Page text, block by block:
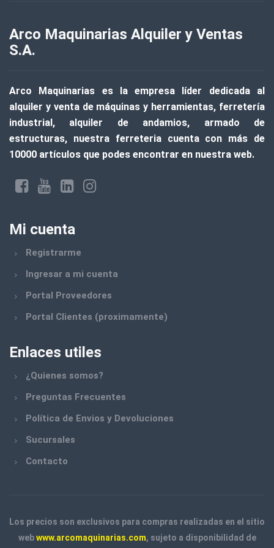
DOBLE A
TEKBOND
MSA
NORTON ABRASIVOS
CATERPILLAR
KLINGSTPOR
WEMBLEY READY TO WORK
BELLOTA
CROSSMASTER
DEPER
FELO
Arco Maquinarias Alquiler y Ventas
S.A.
Arco Maquinarias es la empresa líder dedicada al
alquiler y venta de máquinas y herramientas, ferretería
industrial, alquiler de andamios, armado de
estructuras, nuestra ferreteria cuenta con más de
10000 artículos que podes encontrar en nuestra web.
Mi cuenta
Registrarme
Ingresar a mi cuenta
Portal Proveedores
Portal Clientes (proximamente)
Enlaces utiles
¿Quienes somos?
Preguntas Frecuentes
Política de Envios y Devoluciones
Sucursales
Contacto
Los precios son exclusivos para compras realizadas en el sitio
webwww.arcomaquinarias.com, sujeto a disponibilidad de